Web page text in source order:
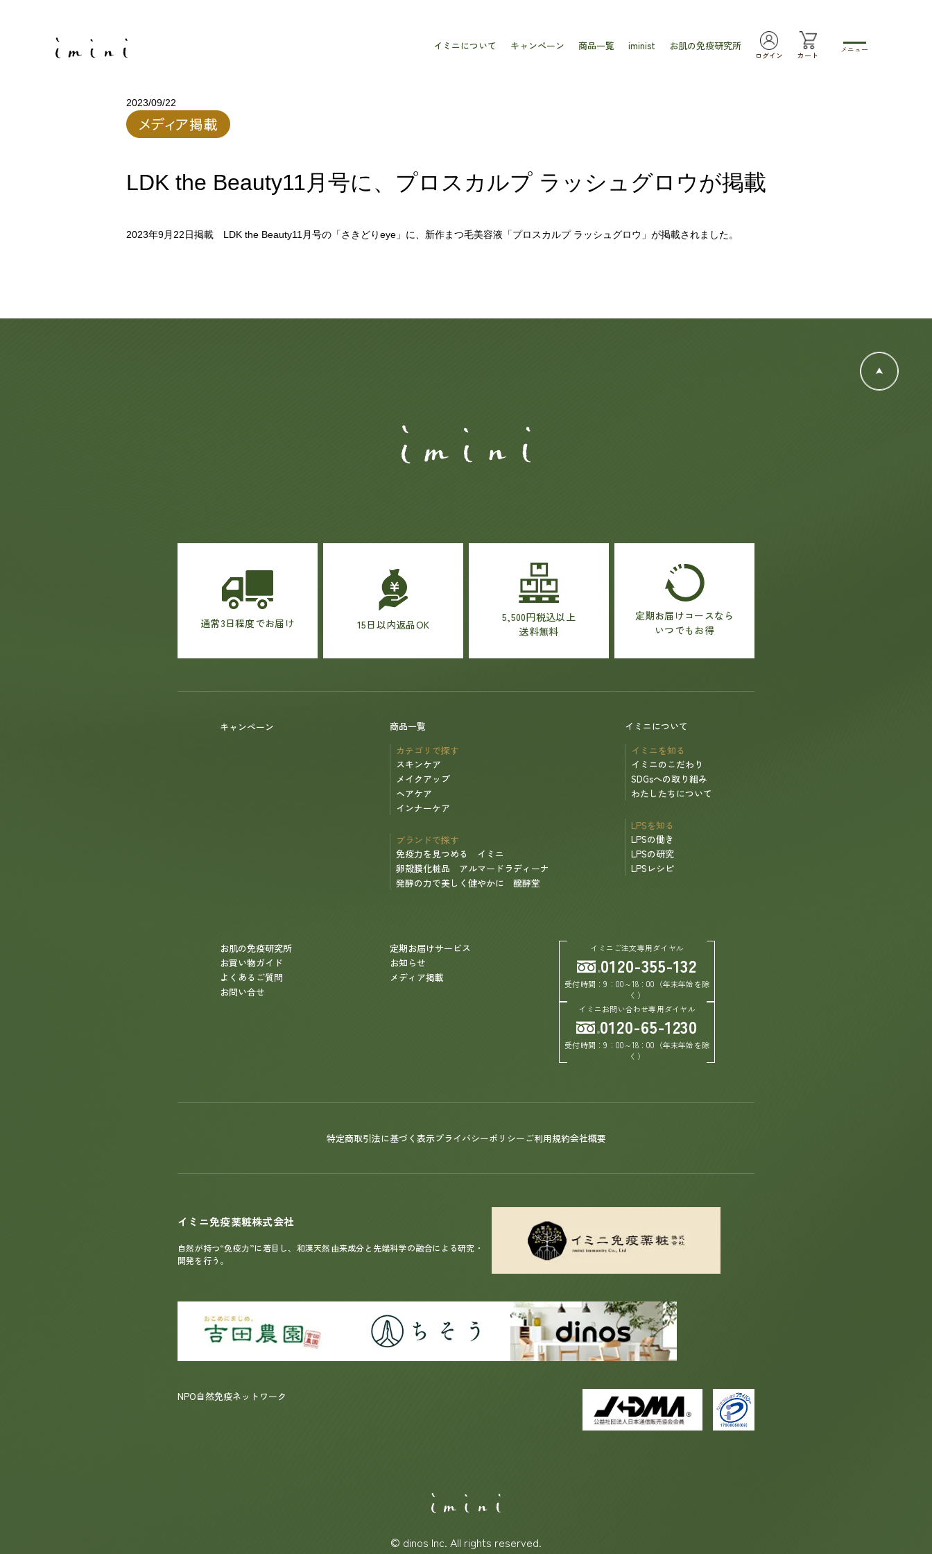
イミニについて キャンペーン 商品一覧 iminist お肌の免疫研究所
ログイン カート
メニュー
2023/09/22
LDK the Beauty11月号に、プロスカルプ ラッシュグロウが掲載
2023年9月22日掲載 LDK the Beauty11月号の「さきどりeye」に、新作まつ毛美容液「プロスカルプ ラッシュグロウ」が掲載されました。
通常3日程度でお届け 15日以内返品OK
5,500円税込以上
送料無料
定期お届けコースなら
いつでもお得
キャンペーン
商品一覧
カテゴリで探す
スキンケア
メイクアップ
ヘアケア
インナーケア
ブランドで探す
免疫力を見つめる イミニ
卵殻膜化粧品 アルマードラディーナ
発酵の力で美しく健やかに 醗酵堂
イミニについて
イミニを知る
イミニのこだわり
SDGsへの取り組み
わたしたちについて
LPSを知る
LPSの働き
LPSの研究
LPSレシピ
お肌の免疫研究所
定期お届けサービス
お買い物ガイド
お知らせ
よくあるご質問
メディア掲載
お問い合せ
イミニご注文専用ダイヤル
0120-355-132
受付時間：9：00～18：00（年末年始を除
く）
イミニお問い合わせ専用ダイヤル
0120-65-1230
受付時間：9：00～18：00（年末年始を除
く）
特定商取引法に基づく表示プライバシーポリシーご利用規約会社概要
イミニ免疫薬粧株式会社
自然が持つ“免疫力”に着目し、和漢天然由来成分と先端科学の融合による研究・
開発を行う。
NPO自然免疫ネットワーク
© dinos Inc. All rights reserved.